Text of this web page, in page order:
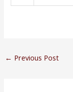
← Previous Post